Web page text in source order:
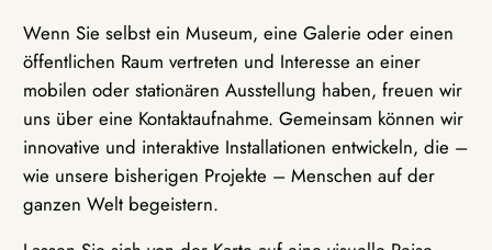
Wenn Sie selbst ein Museum, eine Galerie oder einen
öffentlichen Raum vertreten und Interesse an einer
mobilen oder stationären Ausstellung haben, freuen wir
uns über eine Kontaktaufnahme. Gemeinsam können wir
innovative und interaktive Installationen entwickeln, die –
wie unsere bisherigen Projekte – Menschen auf der
ganzen Welt begeistern.